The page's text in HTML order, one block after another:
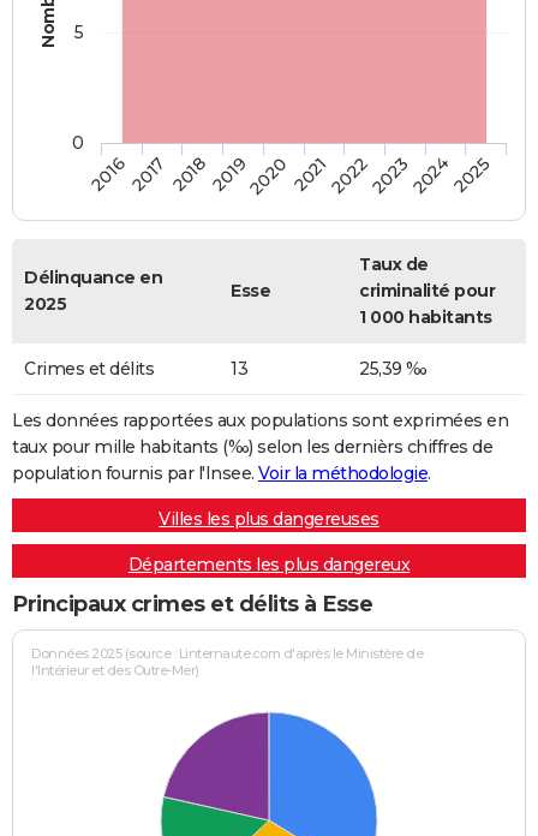
20162017 20182019202020212022202320242025
0
5
Délinquance en
2025
Esse
Taux de
criminalité pour
1 000 habitants
Crimes et délits 13 25,39 ‰
Les données rapportées aux populations sont exprimées en
taux pour mille habitants (‰) selon les dernièrs chiffres de
population fournis par l'Insee. Voir la méthodologie.
Villes les plus dangereuses
Départements les plus dangereux
Principaux crimes et délits à Esse
Données 2025 (source : Linternaute.com d'après le Ministère de
l'Intérieur et des Outre-Mer)